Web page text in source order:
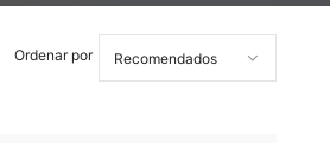
Ordenar por